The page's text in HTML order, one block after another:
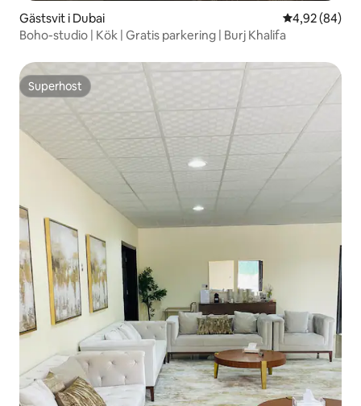
Gästsvit i Dubai 4,92 av 5 i
4,92 (84)
Boho-studio | Kök | Gratis parkering | Burj Khalifa
Superhost
Superhost